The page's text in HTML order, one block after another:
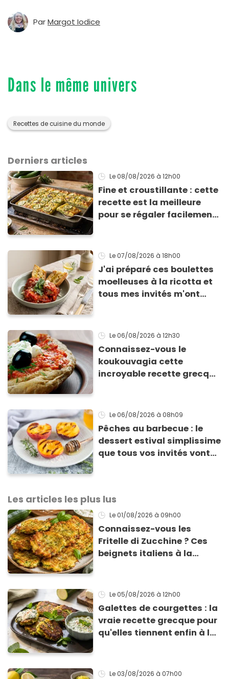
ParMargot Iodice
Dans le même univers
Recettes de cuisine du monde
Derniers articles
Le 08/08/2026 à 12h00
Fine et croustillante : cette
recette est la meilleure
pour se régaler facilement
Le 07/08/2026 à 18h00
J'ai préparé ces boulettes
moelleuses à la ricotta et
tous mes invités m'ont
Le 06/08/2026 à 12h30
Connaissez-vous le
koukouvagia cette
incroyable recette grecque
Le 06/08/2026 à 08h09
Pêches au barbecue : le
dessert estival simplissime
que tous vos invités vont
Les articles les plus lus
Le 01/08/2026 à 09h00
Connaissez-vous les
Fritelle di Zucchine ? Ces
beignets italiens à la
Le 05/08/2026 à 12h00
Galettes de courgettes : la
vraie recette grecque pour
qu'elles tiennent enfin à la
Le 03/08/2026 à 07h00